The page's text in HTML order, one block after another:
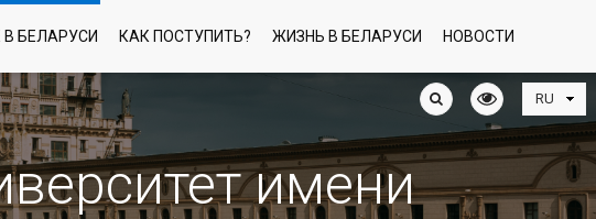
БЕЛАРУСИ КАК ПОСТУПИТЬ? ЖИЗНЬ В БЕЛАРУСИ НОВОСТИ
имени